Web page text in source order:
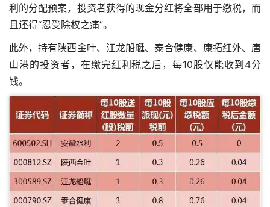
利的分配预案，投资者获得的现金分红将全部用于缴税，而
且还得“忍受除权之痛”。
此外，持有陕西金叶、江龙船艇、泰合健康、康拓红外、唐
山港的投资者，在缴完红利税之后，每10股仅能收到4分
钱。